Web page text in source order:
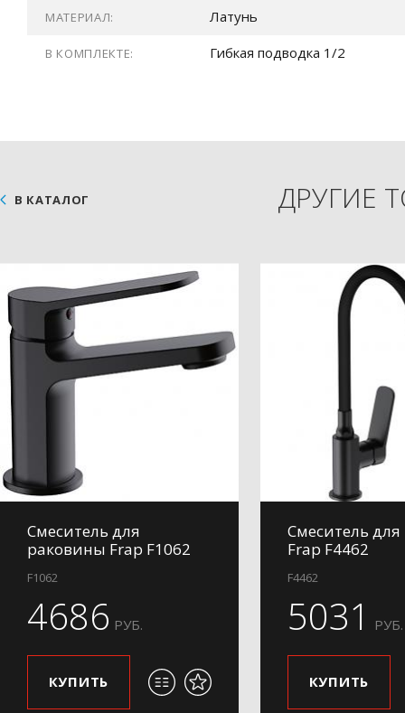
МАТЕРИАЛ: Латунь
В КОМПЛЕКТЕ: Гибкая подводка 1/2
ДРУГИЕ
В КАТАЛОГ
Смеситель для
раковины Frap F1062
F1062
4686 РУБ.
КУПИТЬ
Смеситель для
Frap F4462
F4462
5031 РУБ.
КУПИТЬ